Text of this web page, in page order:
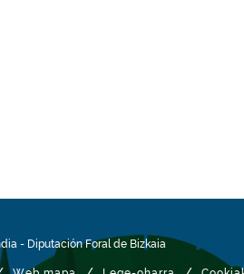
- Diputación Foral de Bizkaia